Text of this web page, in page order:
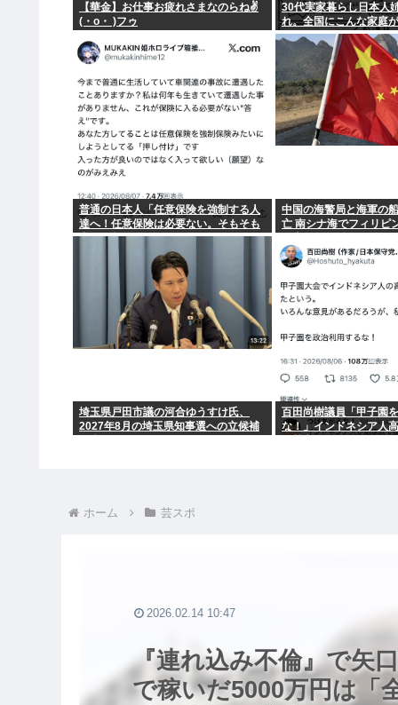
【華金】お仕事お疲れさまなのらね✌
(・o・ )フゥ
30代実家暮らし日本人
れ。全国にこんな家庭
る。
普通の日本人「任意保険を強制する人
達へ！任意保険は必要ない。そもそも
事故を起こしません」
中国の海警局と海軍の
亡 南シナ海でフィリピ
埼玉県戸田市議の河合ゆうすけ氏、
2027年8月の埼玉県知事選への立候補
百田尚樹議員「甲子園
な！」インドネシア人
ホーム 芸スポ
『連れ込み不倫』で矢
で稼いだ5000万円は「
2026.02.14 10:47